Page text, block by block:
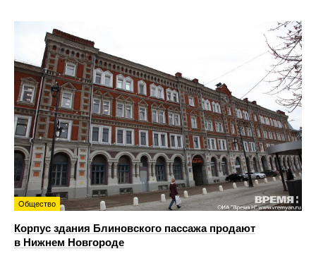
Общество
Корпус здания Блиновского пассажа продают
в Нижнем Новгороде